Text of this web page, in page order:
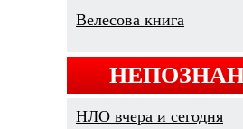
Велесова книга
НЛО вчера и сегодня